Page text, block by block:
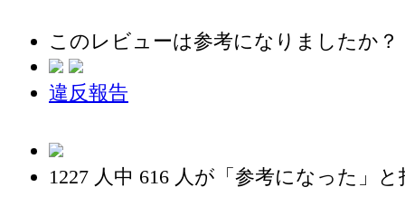
このレビューは参考になりましたか？
違反報告
1227 人中 616 人が「参考になった」